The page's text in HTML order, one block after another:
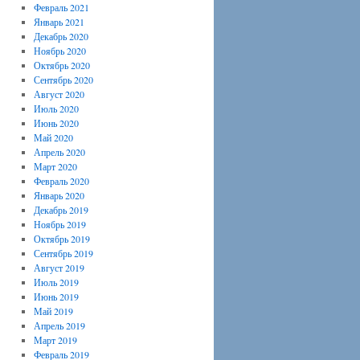
Февраль 2021
Январь 2021
Декабрь 2020
Ноябрь 2020
Октябрь 2020
Сентябрь 2020
Август 2020
Июль 2020
Июнь 2020
Май 2020
Апрель 2020
Март 2020
Февраль 2020
Январь 2020
Декабрь 2019
Ноябрь 2019
Октябрь 2019
Сентябрь 2019
Август 2019
Июль 2019
Июнь 2019
Май 2019
Апрель 2019
Март 2019
Февраль 2019